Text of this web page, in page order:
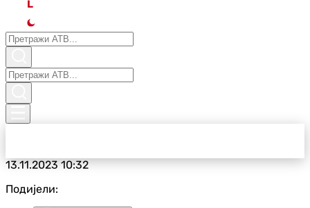
L
13.11.202310:32
Подијели: